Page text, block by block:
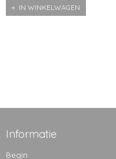
IN WINKELWAGEN
Informatie
Begin